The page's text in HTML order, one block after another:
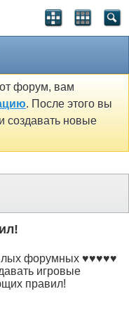
форум, вам
. После этого вы
создавать новые
форумных ♥♥♥♥♥
игровые
правил!